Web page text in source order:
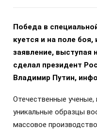
Победа в
куется и на поле
заявление,
сделал президент
Владимир Путин,
Отечественные
уникальные образцы
массовое